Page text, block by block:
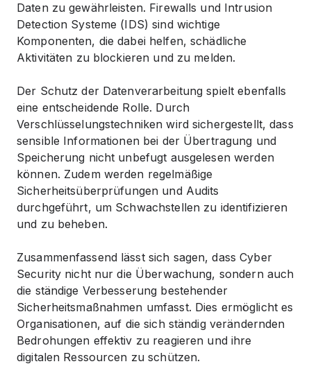
Daten zu gewährleisten. Firewalls und Intrusion
Detection Systeme (IDS) sind wichtige
Komponenten, die dabei helfen, schädliche
Aktivitäten zu blockieren und zu melden.
Der Schutz der Datenverarbeitung spielt ebenfalls
eine entscheidende Rolle. Durch
Verschlüsselungstechniken wird sichergestellt, dass
sensible Informationen bei der Übertragung und
Speicherung nicht unbefugt ausgelesen werden
können. Zudem werden regelmäßige
Sicherheitsüberprüfungen und Audits
durchgeführt, um Schwachstellen zu identifizieren
und zu beheben.
Zusammenfassend lässt sich sagen, dass Cyber
Security nicht nur die Überwachung, sondern auch
die ständige Verbesserung bestehender
Sicherheitsmaßnahmen umfasst. Dies ermöglicht es
Organisationen, auf die sich ständig verändernden
Bedrohungen effektiv zu reagieren und ihre
digitalen Ressourcen zu schützen.